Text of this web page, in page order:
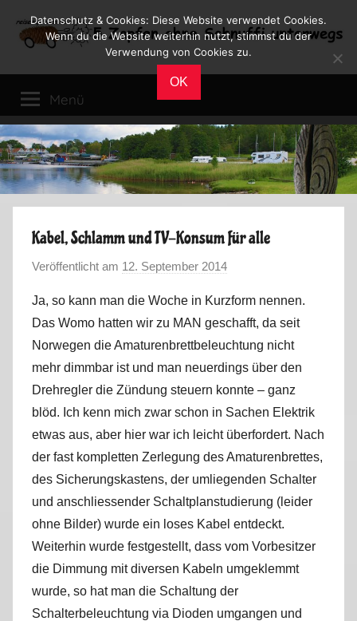
Inhalt
Reiseblog
Leben
im
Wohnmobil
Menü
Kabel, Schlamm und TV-Konsum für alle
Veröffentlicht am 12. September 2014
n
M
a
r
k
u
s
Ja, so kann man die Woche in Kurzform nennen.
Das Womo hatten wir zu MAN geschafft, da seit
Norwegen die Amaturenbrettbeleuchtung nicht
mehr dimmbar ist und man neuerdings über den
Drehregler die Zündung steuern konnte – ganz
blöd. Ich kenn mich zwar schon in Sachen Elektrik
etwas aus, aber hier war ich leicht überfordert. Nach
der fast kompletten Zerlegung des Amaturenbrettes,
des Sicherungskastens, der umliegenden Schalter
und anschliessender Schaltplanstudierung (leider
ohne Bilder) wurde ein loses Kabel entdeckt.
Weiterhin wurde festgestellt, dass vom Vorbesitzer
die Dimmung mit diversen Kabeln umgeklemmt
wurde, so hat man die Schaltung der
Schalterbeleuchtung via Dioden umgangen und
Datenschutz & Cookies: Diese Website verwendet Cookies.
Wenn du die Website weiterhin nutzt, stimmst du der
Verwendung von Cookies zu.
OK